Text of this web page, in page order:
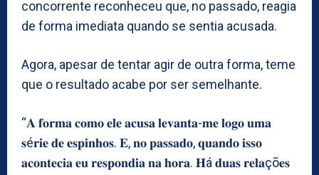
concorrente reconheceu que, no passado, reagia
de forma imediata quando se sentia acusada.
Agora, apesar de tentar agir de outra forma, teme
que o resultado acabe por ser semelhante.
“𝐀 𝐟𝐨𝐫𝐦𝐚 𝐜𝐨𝐦𝐨 𝐞𝐥𝐞 𝐚𝐜𝐮𝐬𝐚 𝐥𝐞𝐯𝐚𝐧𝐭𝐚-𝐦𝐞 𝐥𝐨𝐠𝐨 𝐮𝐦𝐚
𝐬é𝐫𝐢𝐞 𝐝𝐞 𝐞𝐬𝐩𝐢𝐧𝐡𝐨𝐬. 𝐄, 𝐧𝐨 𝐩𝐚𝐬𝐬𝐚𝐝𝐨, 𝐪𝐮𝐚𝐧𝐝𝐨 𝐢𝐬𝐬𝐨
𝐚𝐜𝐨𝐧𝐭𝐞𝐜𝐢𝐚 𝐞𝐮 𝐫𝐞𝐬𝐩𝐨𝐧𝐝𝐢𝐚 𝐧𝐚 𝐡𝐨𝐫𝐚. 𝐇á 𝐝𝐮𝐚𝐬 𝐫𝐞𝐥𝐚çõ𝐞𝐬